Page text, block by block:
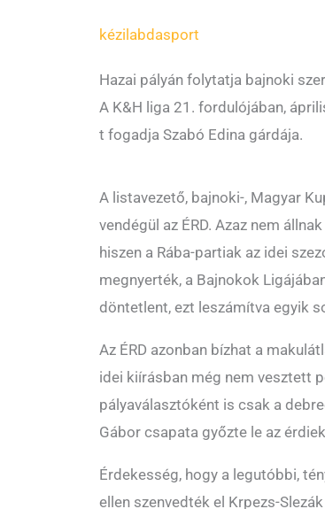
kézilabdasport
Hazai pályán folytatja bajnoki
A K&H liga 21. fordulójában,
t fogadja Szabó Edina gárdája.
A listavezető, bajnoki-, Magyar
vendégül az ÉRD. Azaz nem
hiszen a Rába-partiak az idei
megnyerték, a Bajnokok
döntetlent, ezt leszámítva egyik
Az ÉRD azonban bízhat a
idei kiírásban még nem vesztett
pályaválasztóként is csak a
Gábor csapata győzte le az
Érdekesség, hogy a legutóbbi,
ellen szenvedték el Krpezs-